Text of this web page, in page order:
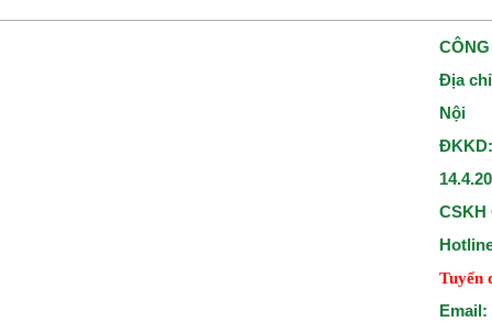
Địa
Nội
CSKH
Tuyển
Email: